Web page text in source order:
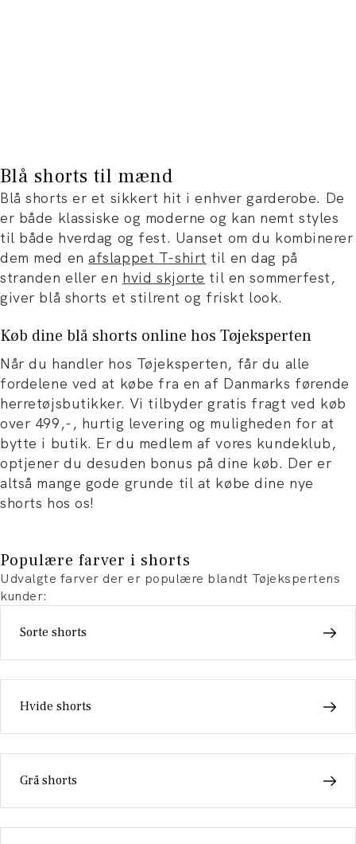
Blå shorts til mænd
Blå shorts er et sikkert hit i enhver garderobe. De
er både klassiske og moderne og kan nemt styles
til både hverdag og fest. Uanset om du kombinerer
dem med enafslappet T-shirt til en dag på
stranden eller en hvid skjorte til en sommerfest,
giver blå shorts et stilrent og friskt look.
Køb dine blå shorts online hos Tøjeksperten
Når du handler hos Tøjeksperten, får du alle
fordelene ved at købe fra en af Danmarks førende
herretøjsbutikker. Vi tilbyder gratis fragt ved køb
over 499,-, hurtig levering og muligheden for at
bytte i butik. Er du medlem af vores kundeklub,
optjener du desuden bonus på dine køb. Der er
altså mange gode grunde til at købe dine nye
shorts hos os!
Populære farver i shorts
Udvalgte farver der er populære blandt Tøjekspertens
kunder:
Sorte shorts
Hvide shorts
Grå shorts